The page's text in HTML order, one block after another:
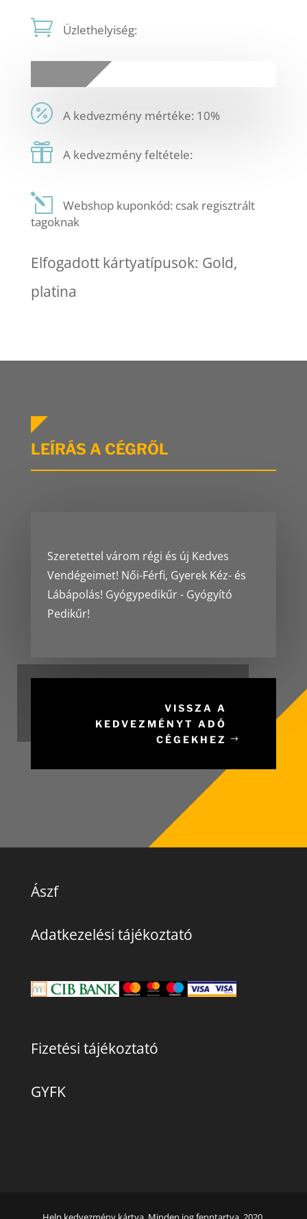
Üzlethelyiség:
A kedvezmény mértéke: 10%
A kedvezmény feltétele:
Webshop kuponkód: csak regisztrált
tagoknak
Elfogadott kártyatípusok: Gold,
platina
LEÍRÁS A CÉGRŐL
Szeretettel várom régi és új Kedves
Vendégeimet! Női-Férfi, Gyerek Kéz- és
Lábápolás! Gyógypedikűr - Gyógyító
Pedikűr!
VISSZA A
KEDVEZMÉNYT ADÓ
CÉGEKHEZ
Ászf
Adatkezelési tájékoztató
Fizetési tájékoztató
GYFK